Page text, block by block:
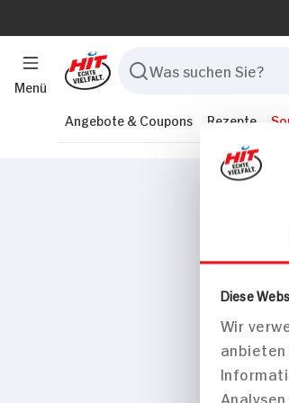
Menü
Angebote & Coupons Rezepte